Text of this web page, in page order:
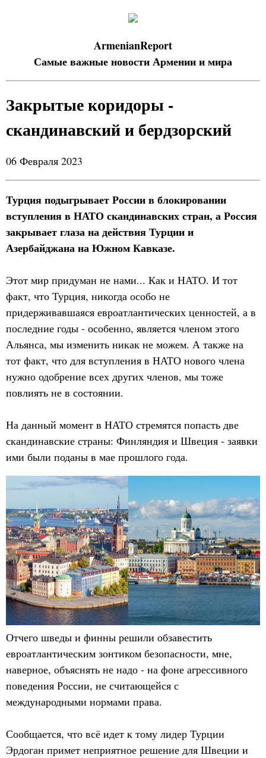
ArmenianReport
Самые важные новости Армении и мира
Закрытые коридоры -
скандинавский и бердзорский
06 Февраля 2023
Турция подыгрывает России в блокировании
вступления в НАТО скандинавских стран, а Россия
закрывает глаза на действия Турции и
Азербайджана на Южном Кавказе.
Этот мир придуман не нами... Как и НАТО. И тот
факт, что Турция, никогда особо не
придерживавшаяся евроатлантических ценностей, а в
последние годы - особенно, является членом этого
Альянса, мы изменить никак не можем. А также на
тот факт, что для вступления в НАТО нового члена
нужно одобрение всех других членов, мы тоже
повлиять не в состоянии.
На данный момент в НАТО стремятся попасть две
скандинавские страны: Финляндия и Швеция - заявки
ими были поданы в мае прошлого года.
Отчего шведы и финны решили обзавестить
евроатлантическим зонтиком безопасности, мне,
наверное, объяснять не надо - на фоне агрессивного
поведения России, не считающейся с
международными нормами права.
Сообщается, что всё идет к тому лидер Турции
Эрдоган примет неприятное решение для Швеции и